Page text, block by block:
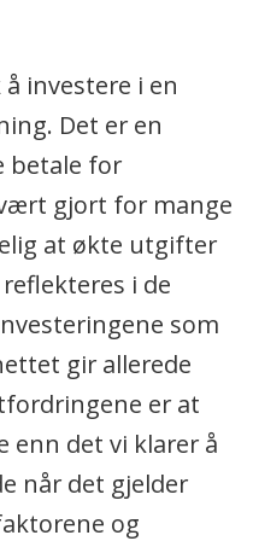
investere i en
Det er en
betale for
gjort for mange
at økte utgifter
i de
som
gir allerede
er at
enn det vi klarer å
når det gjelder
og